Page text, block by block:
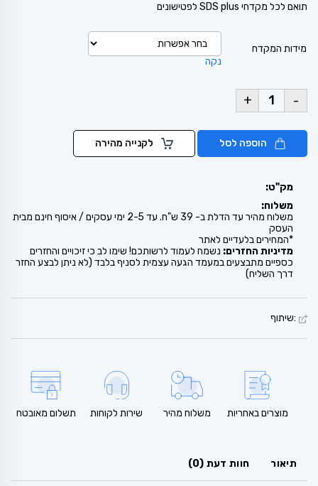
תואם לכל מקדחי SDS plus לפטישונים
מידות המקדח
נקה
-
+
הוספה לסל לקנייה מהירה
מק"ט:
משלוח:
משלוח מהיר עד הדלת ב- 39 ש"ח. עד 2-5 ימי עסקים / איסוף חינם מבית
העסק
*המחירים בלעדיים לאתר
מדיניות החזרים: נשמח לעמוד לרשותכם! שימו לב כי זיכויים והחזרים
כספיים מתבצעים במעמד הגעה עצמית לסניף בלבד (לא ניתן לבצע החזר
דרך השליח)
:שיתוף
מוצרים באחריות משלוח מהיר שירות לקוחות תשלום מאובטח
תיאור חוות דעת (0)